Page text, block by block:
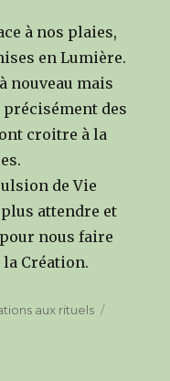
à nos plaies,
en Lumière.
nouveau mais
des
croitre à la
de Vie
attendre et
nous faire
Création.
aux rituels